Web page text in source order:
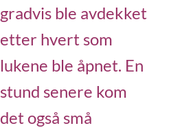
gradvis ble avdekket
etter hvert som
lukene ble åpnet. En
stund senere kom
det også små